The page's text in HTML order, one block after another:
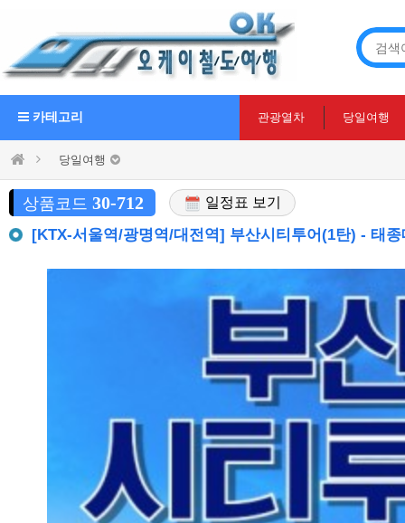
카테고리 관광열차 당일여행
당일여행
상품코드 30-712 일정표 보기
[KTX-서울역/광명역/대전역] 부산시티투어(1탄) - 태